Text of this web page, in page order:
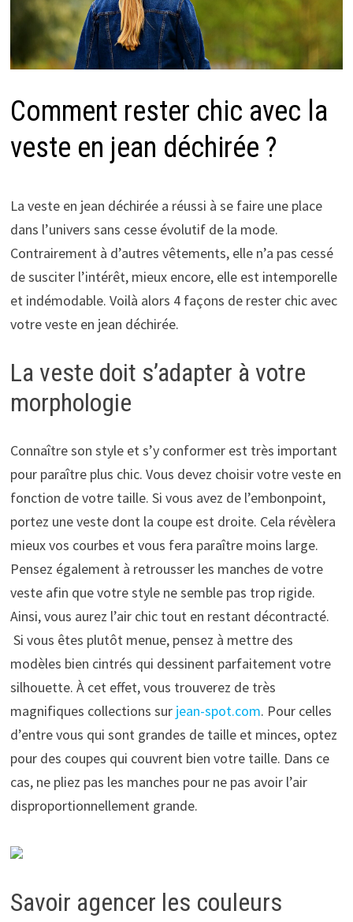
Comment rester chic avec la
veste en jean déchirée ?
La veste en jean déchirée a réussi à se faire une place
dans l’univers sans cesse évolutif de la mode.
Contrairement à d’autres vêtements, elle n’a pas cessé
de susciter l’intérêt, mieux encore, elle est intemporelle
et indémodable. Voilà alors 4 façons de rester chic avec
votre veste en jean déchirée.
La veste doit s’adapter à votre
morphologie
Connaître son style et s’y conformer est très important
pour paraître plus chic. Vous devez choisir votre veste en
fonction de votre taille. Si vous avez de l’embonpoint,
portez une veste dont la coupe est droite. Cela révèlera
mieux vos courbes et vous fera paraître moins large.
Pensez également à retrousser les manches de votre
veste afin que votre style ne semble pas trop rigide.
Ainsi, vous aurez l’air chic tout en restant décontracté.
Si vous êtes plutôt menue, pensez à mettre des
modèles bien cintrés qui dessinent parfaitement votre
silhouette. À cet effet, vous trouverez de très
magnifiques collections sur jean-spot.com. Pour celles
d’entre vous qui sont grandes de taille et minces, optez
pour des coupes qui couvrent bien votre taille. Dans ce
cas, ne pliez pas les manches pour ne pas avoir l’air
disproportionnellement grande.
Savoir agencer les couleurs